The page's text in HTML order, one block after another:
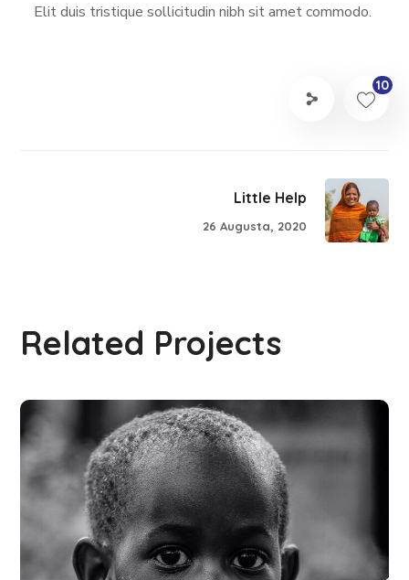
Elit duis tristique sollicitudin nibh sit amet commodo.
10
Little Help
26 Augusta, 2020
Related Projects